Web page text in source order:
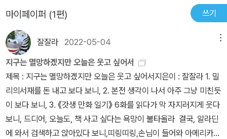
대로 즐기기 전에 명심해야 할 것이 있다. 비속어는 한 사람의 삶 자체
를 평가하는 척도가 되고 있고, 알게 모르게 언어생활 속에 상처받는
사람들이 늘어간다는 사실이다. 작가는 이것이 바로 우리가 비속어를
제대로 알고, 배워 가야 할 이유라고 말한다. 비속어는 나쁘니 바른 말
을 사용해야 한다고 훈계하고 말 것이 아니라, 제대로 된 언어문화가
형성될 수 있도록 청소년이든 어른이든 각자 자신의 언어습관을 차분
히 들여다봐야 한다는 것이다. 한 매체의 발표에 의하면 청소년의 90
퍼센트 이상이 비속어를 사용한다고 한다. 비속어 수업을 하는 학교
들도 많이 생겨나고 있다. 5년 전 『B끕 언어』가 출간된 이후 권희린
작가 역시 해마다 다양한 지역의 도서관과 학교로부터 강연 요청을
하고 있었는데, 청소년들이 자주 쓰는 말을 급식체라고 한다고 한
다. 줄이거나 아니면 초성만 쓰거나 국적불명의 말을 쓰는 것 등등...
이런 말들을 급식체라고 하는데, 청소년들 사이에서 광범위하게 쓰이
기 때문에 한글이 잘못된 방향으로 나아가고 있다고, 우리 한글이 걱
정된다는 우려의 목소리들도 있었다. 여기에 '야민정음'이라고 하여,
한글을 제멋대로 줄이거나 변형시킨 말들을 부르는 말이 있었다. 급
식체든 야민정음이든 상황에 따라 한글을 변형한 것이라고 할 수 있
는데, 이것이 한글을 더 풍요롭게 하기보다는 한글의 아름다움을 줄
이는 쪽으로 기능하지 않을까 하는 우려를 하는 사람이 많았다. (인터
마이페이퍼 (1편) 쓰기
잘잘라 2022-05-04
지구는 멸망하겠지만 오늘은 웃고 싶어서
제목 : 지구는 멸망하겠지만 오늘은 웃고 싶어서지은이 : 잘잘라 1. 밀
리의서재를 돈 내고 보다 보니, 2. 본전 생각이 나서 아주 그냥 미친듯
이 보다 보니, 3. 《갓생 만화 일기》 6화를 읽다가 막 자지러지게 웃다
보니, 드디어, 오늘도, 책 사고 싶다는 욕망이 불타올라 결국, 알라딘
에 와서 검색하고 앉아있다 보니,띠링띠링,손님이 들어와 아메리카노